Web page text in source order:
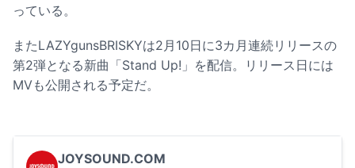
っている。
またLAZYgunsBRISKYは2月10日に3カ月連続リリースの
第2弾となる新曲「Stand Up!」を配信。リリース日には
MVも公開される予定だ。
JOYSOUND.COM